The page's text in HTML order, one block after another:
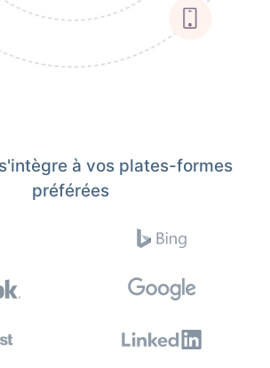
à vos plates-formes
préférées